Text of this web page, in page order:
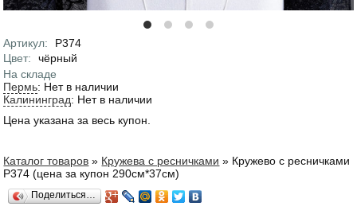
Артикул:
P374
Характеристики
Цвет:
чёрный
На складе
Пермь: Нет в наличии
Калининград: Нет в наличии
Цена указана за весь купон.
Вы здесь
Каталог товаров » Кружева с ресничками » Кружево с ресничками
Р374 (цена за купон 290см*37см)
Поделиться…